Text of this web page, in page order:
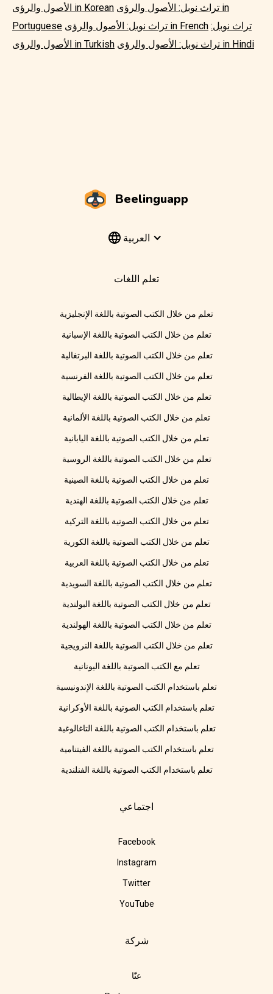
الأصول والرؤى in Korean تراث نوبل: الأصول والرؤى in
Portuguese
تراث نوبل: الأصول والرؤى in French تراث نوبل:
الأصول والرؤى in Turkish
تراث نوبل: الأصول والرؤى in Hindi
Beelinguapp
العربية
تعلم اللغات
تعلم من خلال الكتب الصوتية باللغة الإنجليزية
تعلم من خلال الكتب الصوتية باللغة الإسبانية
تعلم من خلال الكتب الصوتية باللغة البرتغالية
تعلم من خلال الكتب الصوتية باللغة الفرنسية
تعلم من خلال الكتب الصوتية باللغة الإيطالية
تعلم من خلال الكتب الصوتية باللغة الألمانية
تعلم من خلال الكتب الصوتية باللغة اليابانية
تعلم من خلال الكتب الصوتية باللغة الروسية
تعلم من خلال الكتب الصوتية باللغة الصينية
تعلم من خلال الكتب الصوتية باللغة الهندية
تعلم من خلال الكتب الصوتية باللغة التركية
تعلم من خلال الكتب الصوتية باللغة الكورية
تعلم من خلال الكتب الصوتية باللغة العربية
تعلم من خلال الكتب الصوتية باللغة السويدية
تعلم من خلال الكتب الصوتية باللغة البولندية
تعلم من خلال الكتب الصوتية باللغة الهولندية
تعلم من خلال الكتب الصوتية باللغة النرويجية
تعلم مع الكتب الصوتية باللغة اليونانية
تعلم باستخدام الكتب الصوتية باللغة الإندونيسية
تعلم باستخدام الكتب الصوتية باللغة الأوكرانية
تعلم باستخدام الكتب الصوتية باللغة التاغالوغية
تعلم باستخدام الكتب الصوتية باللغة الفيتنامية
تعلم باستخدام الكتب الصوتية باللغة الفنلندية
اجتماعي
Facebook
Instagram
Twitter
YouTube
شركة
عنّا